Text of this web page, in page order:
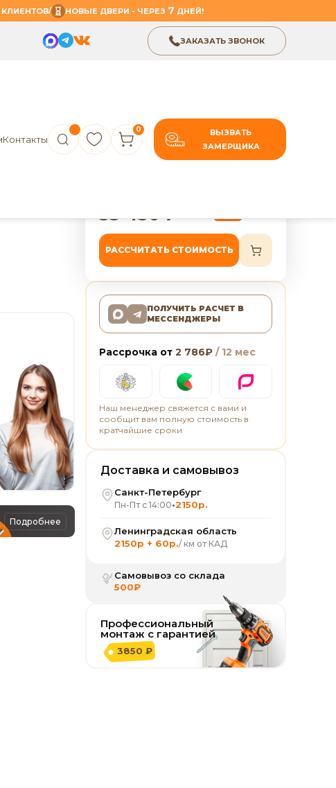
/ НОВЫЕ ДВЕРИ - ЧЕРЕЗ 7 ДНЕЙ!
ЗАКАЗАТЬ ЗВОНОК
Контакты
0
ВЫЗВАТЬ
ЗАМЕРЩИКА
Подробнее
33 430₽
РАССЧИТАТЬ СТОИМОСТЬ
ПОЛУЧИТЬ РАСЧЕТ В
МЕССЕНДЖЕРЫ
Рассрочка от 2 786₽ / 12 мес
Наш менеджер свяжется с вами и
сообщит вам полную стоимость в
кратчайшие сроки
Доставка и самовывоз
Санкт-Петербург
Пн-Пт с 14:00•2150р.
Ленинградская область
2150р + 60р./ км от КАД
Самовывоз со склада
500₽
Профессиональный
монтаж с гарантией
3850 ₽